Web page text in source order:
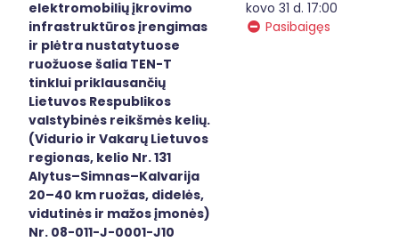
elektromobilių įkrovimo
infrastruktūros įrengimas
ir plėtra nustatytuose
ruožuose šalia TEN-T
tinklui priklausančių
Lietuvos Respublikos
valstybinės reikšmės kelių.
(Vidurio ir Vakarų Lietuvos
regionas, kelio Nr. 131
Alytus–Simnas–Kalvarija
20–40 km ruožas, didelės,
vidutinės ir mažos įmonės)
Nr. 08-011-J-0001-J10
kovo 31 d. 17:00
Pasibaigęs